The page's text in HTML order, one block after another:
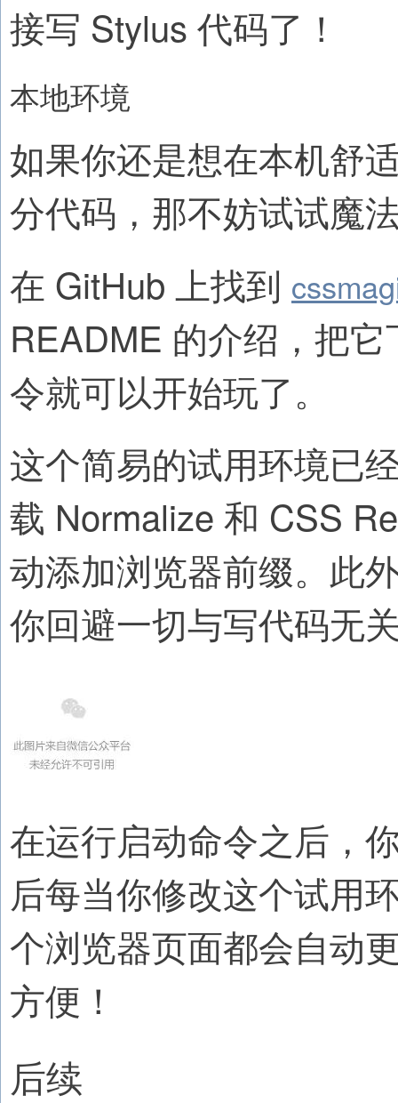
接写 Stylus 代码了！
本地环境
如果你还是想在本机舒
分代码，那不妨试试魔
在 GitHub 上找到
README 的介绍，把
令就可以开始玩了。
这个简易的试用环境已
载 Normalize 和 CSS
动添加浏览器前缀。此
你回避一切与写代码无
在运行启动命令之后，
后每当你修改这个试用
个浏览器页面都会自动
方便！
后续